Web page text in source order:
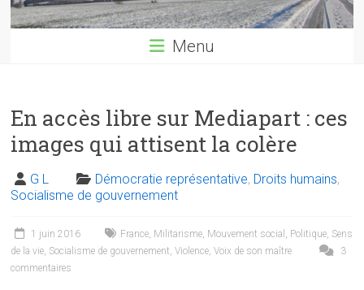
Menu
En accès libre sur Mediapart : ces
images qui attisent la colère
G L Démocratie représentative, Droits humains,
Socialisme de gouvernement
1 juin 2016 France, Militarisme, Mouvement social , Politique, Sens
de la vie, Socialisme de gouvernement,Violence,Voix de son maître
3
commentaires